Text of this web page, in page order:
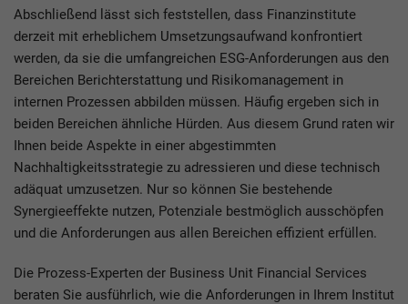
Abschließend lässt sich feststellen, dass Finanzinstitute
derzeit mit erheblichem Umsetzungsaufwand konfrontiert
werden, da sie die umfangreichen ESG-Anforderungen aus den
Bereichen Berichterstattung und Risikomanagement in
internen Prozessen abbilden müssen. Häufig ergeben sich in
beiden Bereichen ähnliche Hürden. Aus diesem Grund raten wir
Ihnen beide Aspekte in einer abgestimmten
Nachhaltigkeitsstrategie zu adressieren und diese technisch
adäquat umzusetzen. Nur so können Sie bestehende
Synergieeffekte nutzen, Potenziale bestmöglich ausschöpfen
und die Anforderungen aus allen Bereichen effizient erfüllen.
Die Prozess-Experten der Business Unit Financial Services
beraten Sie ausführlich, wie die Anforderungen in Ihrem Institut